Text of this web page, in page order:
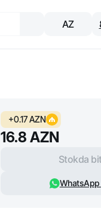
AZ
+0.17AZN
16.8 AZN
Stokda
WhatsApp